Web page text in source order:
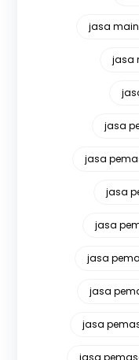
jasa
jasa
jasa
jasa
jasa
jasa
jasa
jasa
jasa
jasa